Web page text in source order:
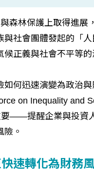
森林保護上取得進展
社會團體發起的「
正義與社會不平等的
何迅速演變為政治
on Inequality and
——提醒企業與投資
。
速轉化為財務